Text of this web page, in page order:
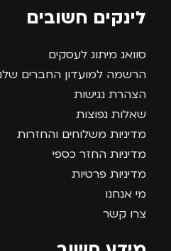
לינקים חשובים
סוואג מיתוג לעסקים
הרשמה למועדון החברים
הצהרת נגישות
שאלות נפוצות
מדיניות משלוחים והחזרות
מדיניות החזר כספי
מדיניות פרטיות
מי אנחנו
צרו קשר